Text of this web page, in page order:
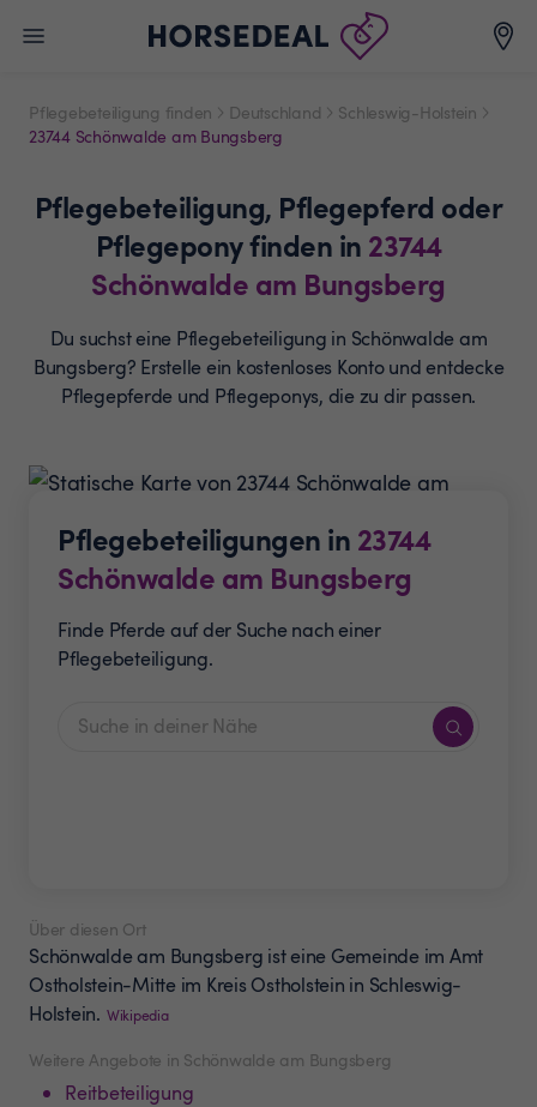
Pflegebeteiligung finden Deutschland
Schleswig-Holstein
23744 Schönwalde am Bungsberg
Pflegebeteiligung, Pflegepferd oder
Pflegeponyfinden in 23744
Schönwalde am Bungsberg
Du suchst eine Pflegebeteiligung in Schönwalde am
Bungsberg? Erstelle ein kostenloses Konto und entdecke
Pflegepferde und Pflegeponys, die zu dir passen.
Pflegebeteiligungen in 23744
Schönwalde am Bungsberg
Finde Pferde auf der Suche nach einer
Pflegebeteiligung.
Weitere Angebote in Schönwalde am Bungsberg
Reitbeteiligung
Über diesen Ort
Schönwalde am Bungsberg ist eine Gemeinde im Amt
Ostholstein-Mitte im Kreis Ostholstein in Schleswig-
Holstein. Wikipedia